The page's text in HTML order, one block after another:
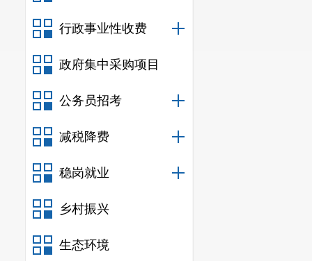
行政事业性收费
政府集中采购项目
公务员招考
减税降费
稳岗就业
乡村振兴
生态环境